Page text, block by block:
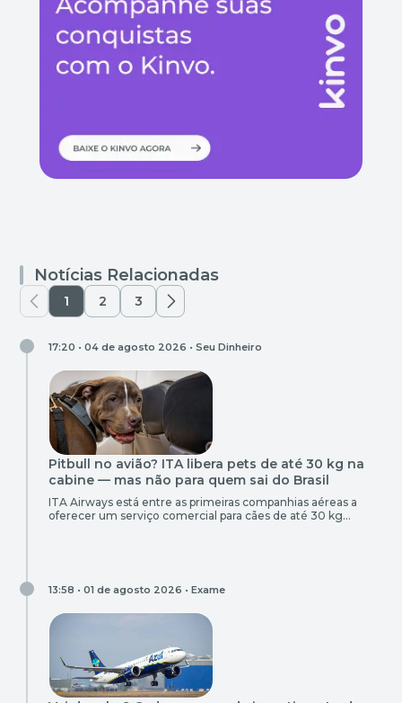
Notícias Relacionadas
1 2 3
17:20 • 04 de agosto 2026 • Seu Dinheiro
Pitbull no avião? ITA libera pets de até 30 kg na
cabine — mas não para quem sai do Brasil
ITA Airways está entre as primeiras companhias aéreas a
oferecer um serviço comercial para cães de até 30 kg
13:58 • 01 de agosto 2026 • Exame